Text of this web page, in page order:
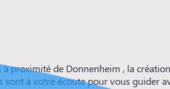
proximité de Donnenheim , la
à votre écoute pour vous guider